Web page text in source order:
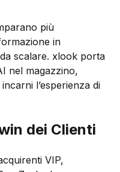
più
in
scalare. xlook porta
nel magazzino,
l’esperienza di
dei Clienti
VIP,